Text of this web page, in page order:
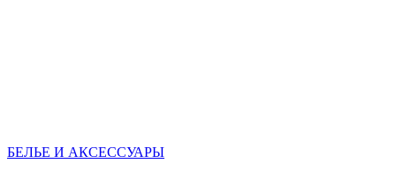
БЕЛЬЕ И АКСЕССУАРЫ